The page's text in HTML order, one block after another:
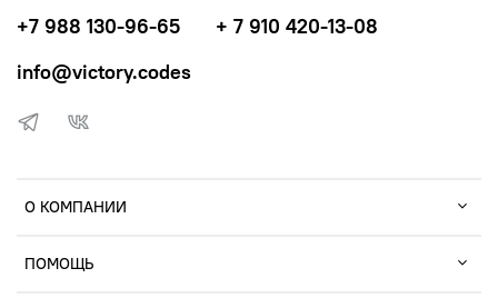
О КОМПАНИИ
ПОМОЩЬ
+7 988 130-96-65
+ 7 910 420-13-08
info@victory.codes